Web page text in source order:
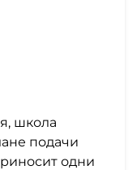
школа
подачи
одни